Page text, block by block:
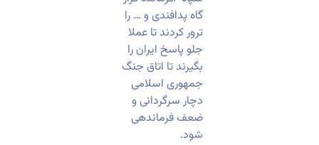
گاه پدافندی و … را
ترور کردند تا عملا
جلو پاسخ ایران را
بگیرند تا اتاق جنگ
جمهوری اسلامی
دچار سرگردانی و
ضعف فرماندهی
شود.